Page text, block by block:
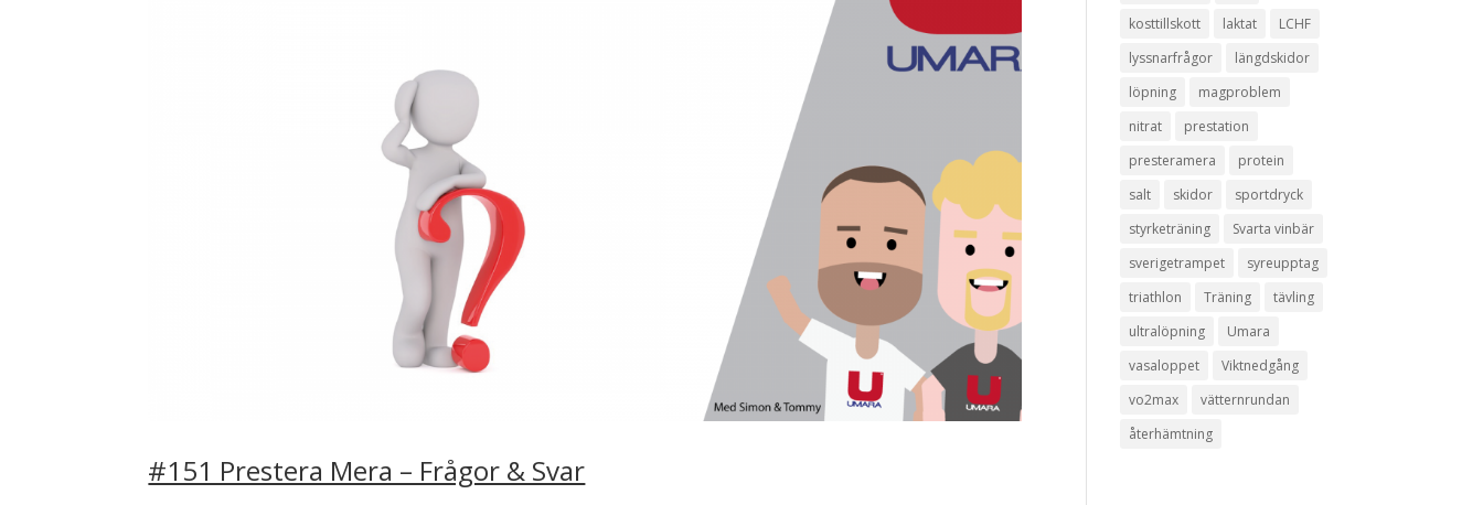
#151 Prestera Mera – Frågor & Svar
kosttillskott
laktat
LCHF
lyssnarfrågor
längdskidor
löpning
magproblem
nitrat
prestation
presteramera
protein
salt
skidor
sportdryck
styrketräning
Svarta vinbär
sverigetrampet
syreupptag
triathlon
Träning
tävling
ultralöpning
Umara
vasaloppet
Viktnedgång
vo2max
vätternrundan
återhämtning